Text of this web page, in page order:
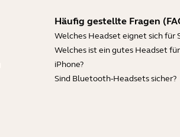
Häufig gestellte Fragen
Welches Headset eignet sich für
Welches ist ein gutes Headset
iPhone?
Sind Bluetooth-Headsets sicher?